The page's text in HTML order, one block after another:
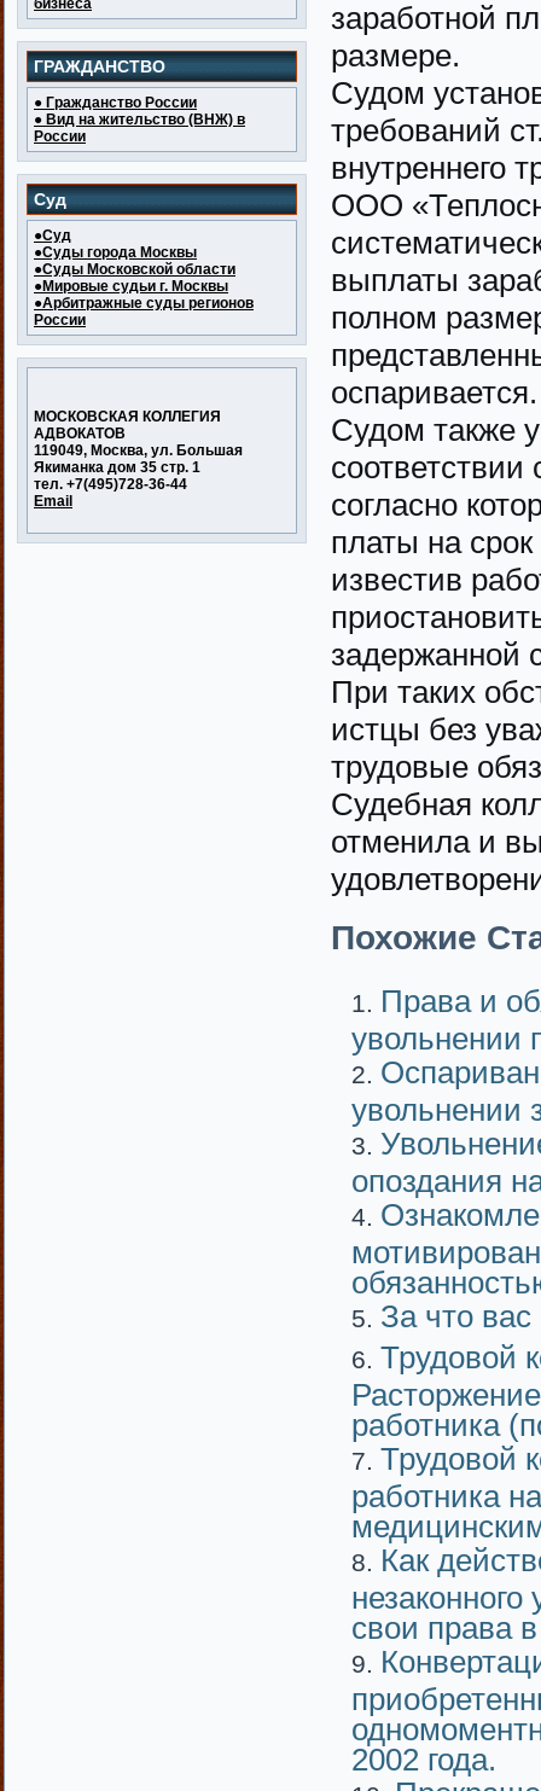
бизнеса
ГРАЖДАНСТВО
● Гражданство России
● Вид на жительство (ВНЖ) в
России
Суд
●Суд
●Суды города Москвы
●Суды Московской области
●Мировые судьи г. Москвы
●Арбитражные суды регионов
России
МОСКОВСКАЯ КОЛЛЕГИЯ
АДВОКАТОВ
119049, Москва, ул. Большая
Якиманка дом 35 стр. 1
тел. +7(495)728-36-44
Email
заработной
размере.
Судом
требований
внутреннего
ООО
выплаты
полном
оспаривается.
Судом также
соответствии
согласно
платы на
известив
задержанной
При таких
истцы без
трудовые
Судебная
отменила и
Похожие
Права и
увольнении
увольнении
опоздания
За что вас
Трудовой
работника
Трудовой
работника
Как
свои права
2002 года.